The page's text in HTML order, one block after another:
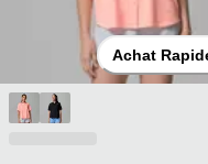
Achat